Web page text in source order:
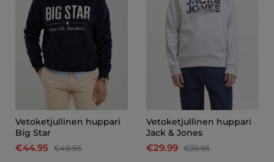
Vetoketjullinen huppari
Big Star
€44.95 €49.95
Vetoketjullinen huppari
Jack & Jones
€29.99 €39.95